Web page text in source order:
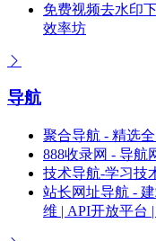
免费视频去水印
效率坊
导航
聚合导航 - 精选
888收录网 - 导航
技术导航-学习技
站长网址导航 -
维 | API开放平台